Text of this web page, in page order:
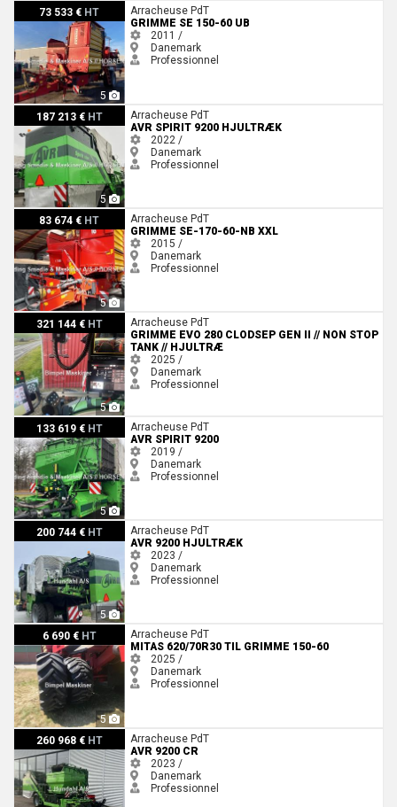
73 533 € HT
5
Grimme SE 150-60 UB
Arracheuse PdT
GRIMME SE 150-60 UB
2011 /
Danemark
Professionnel
187 213 € HT
5
AVR SPIRIT 9200 HjultrækArracheuse PdT
AVR SPIRIT 9200 HJULTRÆK
2022 /
Danemark
Professionnel
83 674 € HT
5
Grimme SE-170-60-NB XXLArracheuse PdT
GRIMME SE-170-60-NB XXL
2015 /
Danemark
Professionnel
321 144 € HT
5
Grimme EVO 280 ClodSep Gen II // non stop tank // hjultræ
Arracheuse PdT
GRIMME EVO 280 CLODSEP GEN II // NON STOP
TANK // HJULTRÆ
2025 /
Danemark
Professionnel
133 619 € HT
5
AVR SPIRIT 9200
Arracheuse PdT
AVR SPIRIT 9200
2019 /
Danemark
Professionnel
200 744 € HT
5
AVR 9200 HJULTRÆK
Arracheuse PdT
AVR 9200 HJULTRÆK
2023 /
Danemark
Professionnel
6 690 € HT
5
Mitas 620/70r30 til Grimme 150-60
Arracheuse PdT
MITAS 620/70R30 TIL GRIMME 150-60
2025 /
Danemark
Professionnel
260 968 € HT
AVR 9200 CR
Arracheuse PdT
AVR 9200 CR
2023 /
Danemark
Professionnel